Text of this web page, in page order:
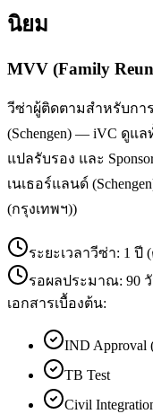
นิยม
MVV (Family
วีซ่าผู้ติดตามสำหรับกา
(Schengen) — iVC ดูแล
แปลรับรอง และ
เนเธอร์แลนด์
(กรุงเทพฯ))
ระยะเวลาวีซ่า: 1 ปี
รอผลประมาณ: 90
เอกสารเบื้องต้น:
IND Approval
TB Test
Civil